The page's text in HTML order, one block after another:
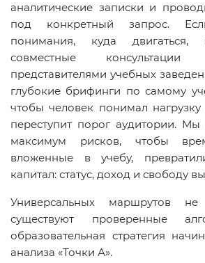
аналитические записки и
под конкретный запрос.
понимания, куда двигаться,
совместные
представителями учебных
глубокие брифинги по самому
чтобы человек понимал
переступит порог аудитории. Мы
максимум рисков, чтобы
вложенные в учебу,
капитал: статус, доход и свободу
Универсальных маршрутов не
существуют проверенные
образовательная стратегия
анализа «Точки А».